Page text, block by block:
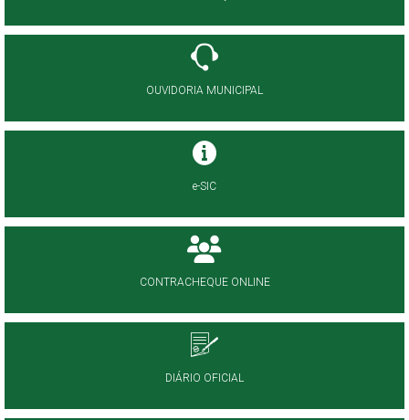
OUVIDORIA MUNICIPAL
e-SIC
CONTRACHEQUE ONLINE
DIÁRIO OFICIAL